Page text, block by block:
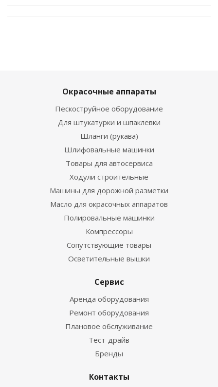
Окрасочные аппараты
Пескоструйное оборудование
Для штукатурки и шпаклевки
Шланги (рукава)
Шлифовальные машинки
Товары для автосервиса
Ходули строительные
Машины для дорожной разметки
Масло для окрасочных аппаратов
Полировальные машинки
Компрессоры
Сопутствующие товары
Осветительные вышки
Сервис
Аренда оборудования
Ремонт оборудования
Плановое обслуживание
Тест-драйв
Бренды
Контакты